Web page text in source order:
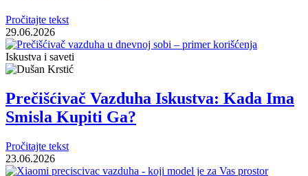
Pročitajte tekst
29.06.2026
Iskustva i saveti
Prečišćivač Vazduha Iskustva: Kada Ima
Smisla Kupiti Ga?
Pročitajte tekst
23.06.2026